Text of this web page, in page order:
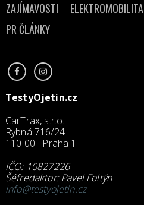
ZAJÍMAVOSTI
ELEKTROMOBILITA
PR ČLÁNKY
TestyOjetin.cz
CarTrax, s.r.o.
Rybná 716/24
110 00 Praha 1
IČO: 10827226
Šéfredaktor: Pavel Foltýn
info@testyojetin.cz